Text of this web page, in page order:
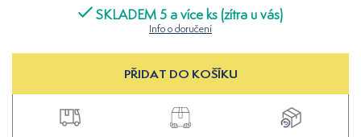
SKLADEM 5 a více ks (zítra u vás)
Info o doručení
PŘIDAT DO KOŠÍKU